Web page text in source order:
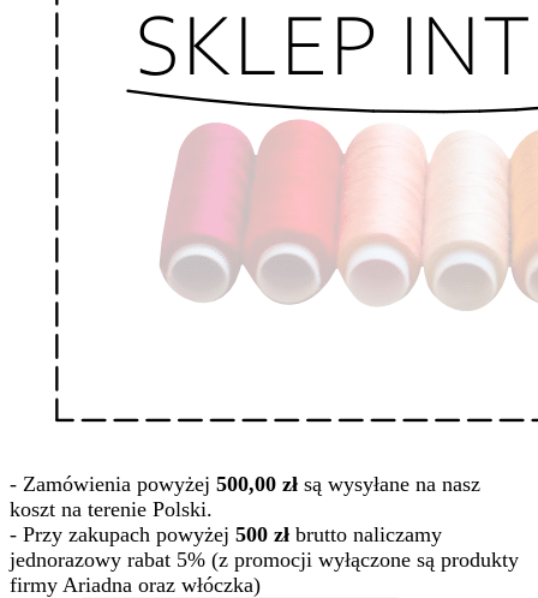
- Zamówienia powyżej 500,00 zł są wysyłane na nasz
koszt na terenie Polski.
- Przy zakupach powyżej 500 zł brutto naliczamy
jednorazowy rabat 5% (z promocji wyłączone są produkty
firmy Ariadna oraz włóczka)